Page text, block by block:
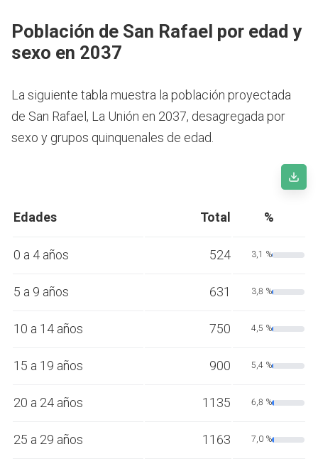
Población de San Rafael por edad y
sexo en 2037
La siguiente tabla muestra la población proyectada
de San Rafael, La Unión en 2037, desagregada por
sexo y grupos quinquenales de edad.
Edades Total %
0 a 4 años 524 3,1 %
5 a 9 años 631 3,8 %
10 a 14 años 750 4,5 %
15 a 19 años 900 5,4 %
20 a 24 años 1135 6,8 %
25 a 29 años 1163 7,0 %